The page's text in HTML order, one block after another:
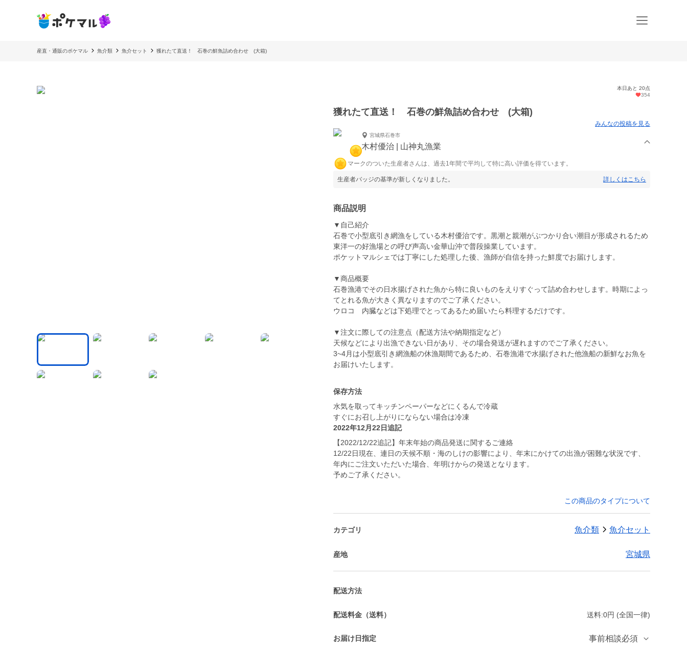
産直・通販のポケマル 魚介類 魚介セット 獲れたて直送！ 石巻の鮮魚詰め合わせ (大箱)
本日あと 20点
354
獲れたて直送！ 石巻の鮮魚詰め合わせ (大箱)
みんなの投稿を見る
宮城県石巻市
木村優治 | 山神丸漁業
マークのついた生産者さんは、過去1年間で平均して特に高い評価を得ています。
生産者バッジの基準が新しくなりました。 詳しくはこちら
商品説明
▼自己紹介
石巻で小型底引き網漁をしている木村優治です。黒潮と親潮がぶつかり合い潮目が形成されるため
東洋一の好漁場との呼び声高い金華山沖で普段操業しています。
ポケットマルシェでは丁寧にした処理した後、漁師が自信を持った鮮度でお届けします。
▼商品概要
石巻漁港でその日水揚げされた魚から特に良いものをえりすぐって詰め合わせします。時期によっ
てとれる魚が大きく異なりますのでご了承ください。
ウロコ 内臓などは下処理でとってあるため届いたら料理するだけです。
▼注文に際しての注意点（配送方法や納期指定など）
天候などにより出漁できない日があり、その場合発送が遅れますのでご了承ください。
3~4月は小型底引き網漁船の休漁期間であるため、石巻漁港で水揚げされた他漁船の新鮮なお魚を
お届けいたします。
保存方法
水気を取ってキッチンペーパーなどにくるんで冷蔵
すぐにお召し上がりにならない場合は冷凍
2022年12月22日追記
【2022/12/22追記】年末年始の商品発送に関するご連絡
12/22日現在、連日の天候不順・海のしけの影響により、年末にかけての出漁が困難な状況です、
年内にご注文いただいた場合、年明けからの発送となります。
予めご了承ください。
この商品のタイプについて
カテゴリ 魚介類 魚介セット
産地 宮城県
配送方法
配送料金（送料） 送料:0円 (全国一律)
お届け日指定 事前相談必須